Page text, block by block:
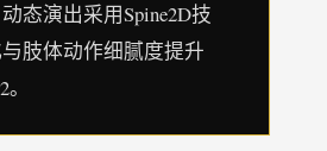
态演出采用Spine2D技
肢体动作细腻度提升